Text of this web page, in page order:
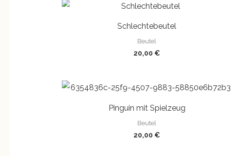
Schlechtebeutel
Beutel
20,00 €
Pinguin mit Spielzeug
Beutel
20,00 €